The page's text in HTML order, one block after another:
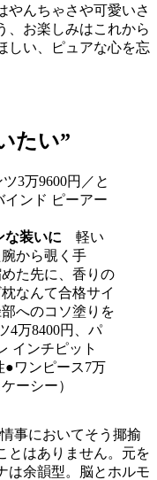
やんちゃさや可愛いさ
、お楽しみはこれから
しい、ピュアな心を忘
たい”
な装いに 軽い
から覗く手
た先に、香りの
なんて合格サイ
へのコソ塗りを
4万8400円、パ
インチピット
ワンピース7万
ーシー）
事においてそう揶揄
とはありません。元を
は余韻型。脳とホルモ